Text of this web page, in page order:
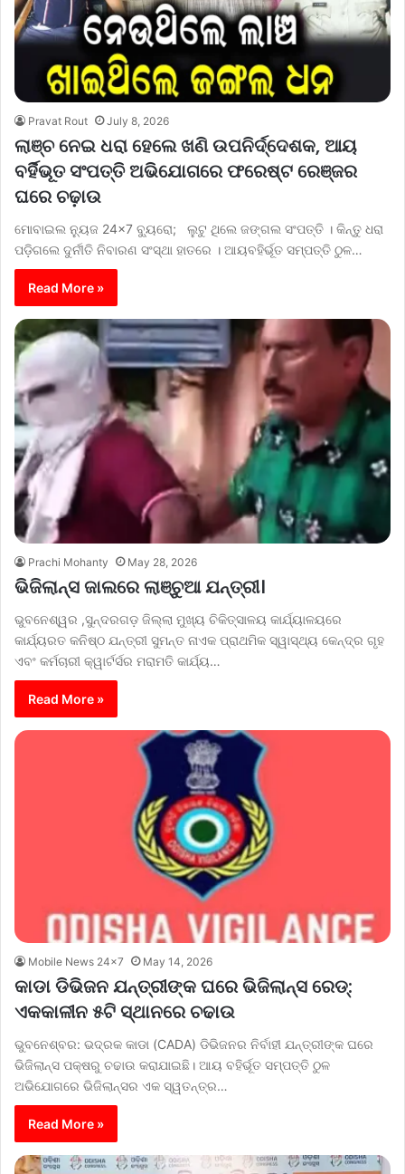
Pravat Rout July 8, 2026
ଲାଞ୍ଚ ନେଇ ଧରା ହେଲେ ଖଣି ଉପନିର୍ଦ୍ଦେଶକ, ଆୟ
ବର୍ହିଭୂତ ସଂପତ୍ତି ଅଭିଯୋଗରେ ଫରେଷ୍ଟ ରେଞ୍ଜର
ଘରେ ଚଢ଼ାଉ
ମୋବାଇଲ ନ୍ୟୁଜ 24×7 ବ୍ୟୁରୋ; ଲୁଟୁ ଥିଲେ ଜଙ୍ଗଲ ସଂପତ୍ତି । କିନ୍ତୁ ଧରା
ପଡ଼ିଗଲେ ଦୁର୍ନୀତି ନିବାରଣ ସଂସ୍ଥା ହାତରେ । ଆୟବହିର୍ଭୂତ ସମ୍ପତ୍ତି ଠୁଳ…
Read More »
Prachi Mohanty May 28, 2026
ଭିଜିଲାନ୍ସ ଜାଲରେ ଲାଞ୍ଚୁଆ ଯନ୍ତ୍ରୀ।
ଭୁବନେଶ୍ୱର ,ସୁନ୍ଦରଗଡ଼ ଜିଲ୍ଲା ମୁଖ୍ୟ ଚିକିତ୍ସାଳୟ କାର୍ଯ୍ୟାଳୟରେ
କାର୍ଯ୍ୟରତ କନିଷ୍ଠ ଯନ୍ତ୍ରୀ ସୁମନ୍ତ ନାଏକ ପ୍ରାଥମିକ ସ୍ୱାସ୍ଥ୍ୟ କେନ୍ଦ୍ର ଗୃହ
ଏବଂ କର୍ମଚାରୀ କ୍ୱାର୍ଟର୍ସର ମରାମତି କାର୍ଯ୍ୟ…
Read More »
Mobile News 24x7 May 14, 2026
କାଡା ଡିଭିଜନ ଯନ୍ତ୍ରୀଙ୍କ ଘରେ ଭିଜିଲାନ୍ସ ରେଡ୍:
ଏକକାଳୀନ ୫ଟି ସ୍ଥାନରେ ଚଢାଉ
ଭୁବନେଶ୍ବର: ଭଦ୍ରକ କାଡା (CADA) ଡିଭିଜନର ନିର୍ବାହୀ ଯନ୍ତ୍ରୀଙ୍କ ଘରେ
ଭିଜିଲାନ୍ସ ପକ୍ଷରୁ ଚଢାଉ କରାଯାଇଛି। ଆୟ ବହିର୍ଭୂତ ସମ୍ପତ୍ତି ଠୁଳ
ଅଭିଯୋଗରେ ଭିଜିଲାନ୍ସର ଏକ ସ୍ୱତନ୍ତ୍ର…
Read More »